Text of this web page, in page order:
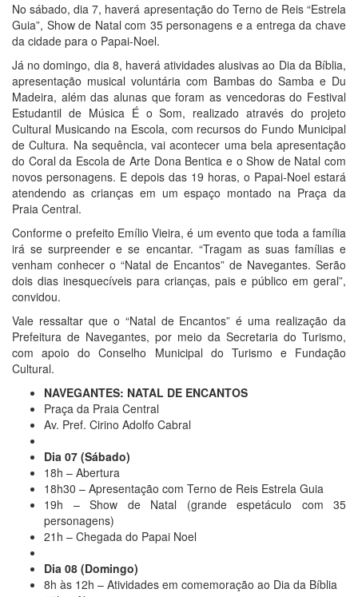
No sábado, dia 7, haverá apresentação do Terno de Reis “Estrela
Guia”, Show de Natal com 35 personagens e a entrega da chave
da cidade para o Papai-Noel.
Já no domingo, dia 8, haverá atividades alusivas ao Dia da Bíblia,
apresentação musical voluntária com Bambas do Samba e Du
Madeira, além das alunas que foram as vencedoras do Festival
Estudantil de Música É o Som, realizado através do projeto
Cultural Musicando na Escola, com recursos do Fundo Municipal
de Cultura. Na sequência, vai acontecer uma bela apresentação
do Coral da Escola de Arte Dona Bentica e o Show de Natal com
novos personagens. E depois das 19 horas, o Papai-Noel estará
atendendo as crianças em um espaço montado na Praça da
Praia Central.
Conforme o prefeito Emílio Vieira, é um evento que toda a família
irá se surpreender e se encantar. “Tragam as suas famílias e
venham conhecer o “Natal de Encantos” de Navegantes. Serão
dois dias inesquecíveis para crianças, pais e público em geral”,
convidou.
Vale ressaltar que o “Natal de Encantos” é uma realização da
Prefeitura de Navegantes, por meio da Secretaria do Turismo,
com apoio do Conselho Municipal do Turismo e Fundação
Cultural.
NAVEGANTES: NATAL DE ENCANTOS
Praça da Praia Central
Av. Pref. Cirino Adolfo Cabral
Dia 07 (Sábado)
18h – Abertura
18h30 – Apresentação com Terno de Reis Estrela Guia
19h – Show de Natal (grande espetáculo com 35
personagens)
21h – Chegada do Papai Noel
Dia 08 (Domingo)
8h às 12h – Atividades em comemoração ao Dia da Bíblia